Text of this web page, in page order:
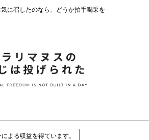
に召したのなら、どうか拍手喝采を
よる収益を得ています。